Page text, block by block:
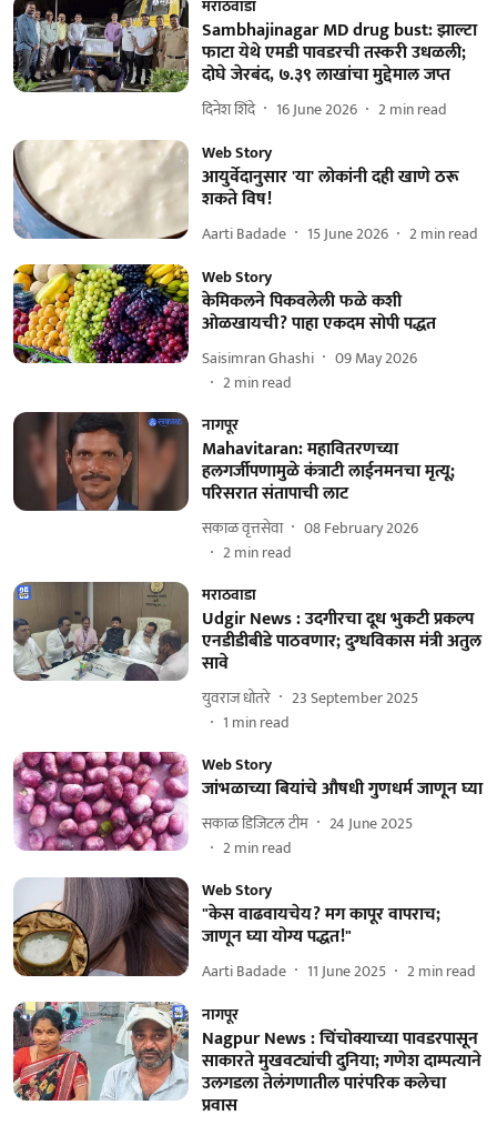
मराठवाडा
Sambhajinagar MD drug bust: झाल्टा
फाटा येथे एमडी पावडरची तस्करी उधळली;
दोघे जेरबंद, ७.३९ लाखांचा मुद्देमाल जप्त
दिनेश शिंदे 16 June 2026 2min read
Web Story
आयुर्वेदानुसार 'या' लोकांनी दही खाणे ठरू
शकते विष!
Aarti Badade 15 June 2026 2min read
Web Story
केमिकलने पिकवलेली फळे कशी
ओळखायची? पाहा एकदम सोपी पद्धत
Saisimran Ghashi
09 May 2026
2min read
नागपूर
Mahavitaran: महावितरणच्या
हलगर्जीपणामुळे कंत्राटी लाईनमनचा मृत्यू;
परिसरात संतापाची लाट
सकाळ वृत्तसेवा
08 February 2026
2min read
मराठवाडा
Udgir News : उदगीरचा दूध भुकटी प्रकल्प
एनडीडीबीडे पाठवणार; दुग्धविकास मंत्री अतुल
सावे
युवराज धोतरे
23 September 2025
1 min read
Web Story
जांभळाच्या बियांचे औषधी गुणधर्म जाणून घ्या
सकाळ डिजिटल टीम
24 June 2025
2min read
Web Story
"केस वाढवायचेय? मग कापूर वापराच;
जाणून घ्या योग्य पद्धत!"
Aarti Badade 11 June 2025 2min read
नागपूर
Nagpur News : चिंचोक्याच्या पावडरपासून
साकारते मुखवट्यांची दुनिया; गणेश दाम्पत्याने
उलगडला तेलंगणातील पारंपरिक कलेचा
प्रवास